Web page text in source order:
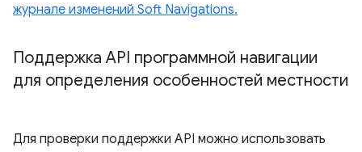
журнале изменений Soft Navigations.
Поддержка API программной навигации
для определения особенностей местности
Для проверки поддержки API можно использовать